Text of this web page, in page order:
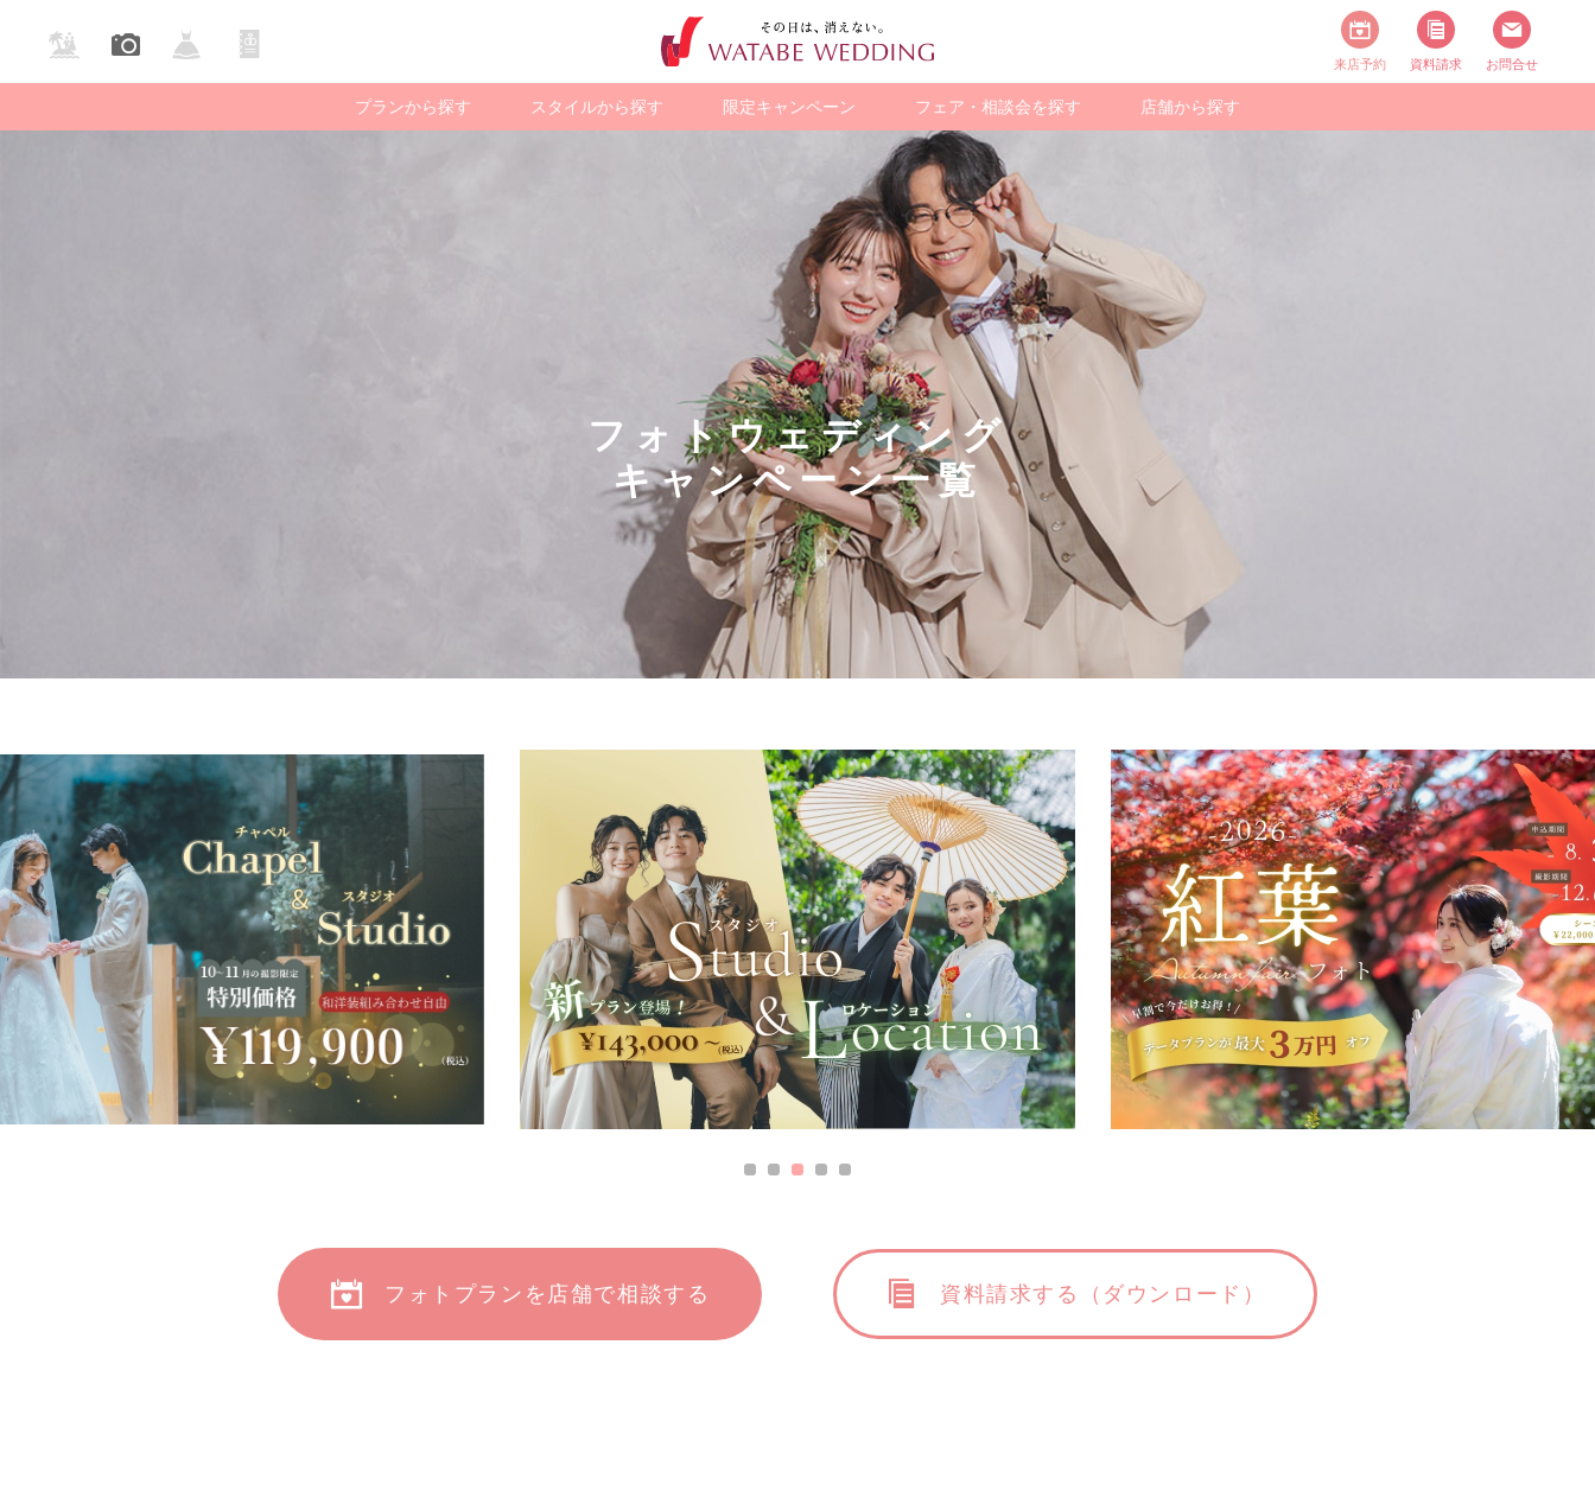
来店予約 資料請求 お問合せ
プランから探す スタイルから探す 限定キャンペーン フェア・相談会を探す 店舗から探す
スタジオフォト チャペルフォト
アニバーサリー
フォト
観光地で撮る ペットと撮る チャペルで撮る
フォトウェディング
キャンペーン一覧
フォトプランを店舗で相談する 資料請求する（ダウンロード）